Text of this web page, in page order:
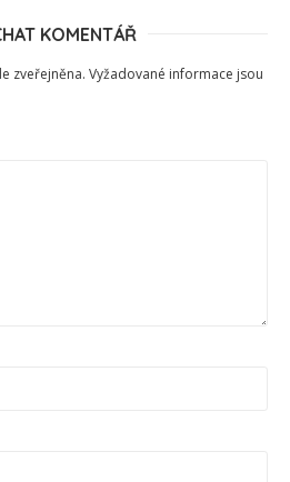
KOMENTÁŘ
zveřejněna. Vyžadované informace jsou